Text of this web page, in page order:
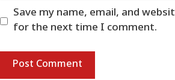
Save my name, email, and
for the next time I comment.